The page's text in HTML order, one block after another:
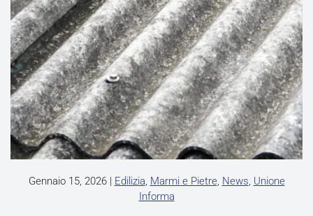
Gennaio 15, 2026| Edilizia, Marmi e Pietre, News, Unione
Informa